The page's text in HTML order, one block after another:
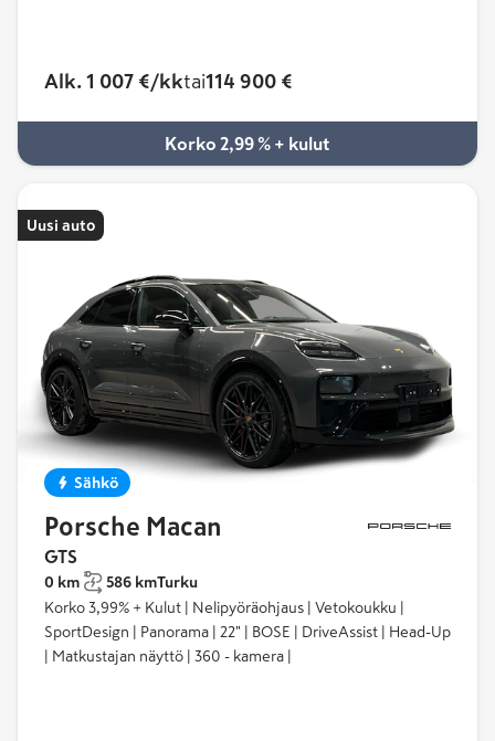
Alk. 1 007 €/kktai114 900 €
Korko 2,99 % + kulut
Uusi auto
Sähkö
Porsche Macan
GTS
0 km 586 kmTurku
Korko 3,99% + Kulut | Nelipyöräohjaus | Vetokoukku |
SportDesign | Panorama | 22" | BOSE | DriveAssist | Head-Up
| Matkustajan näyttö | 360 - kamera |